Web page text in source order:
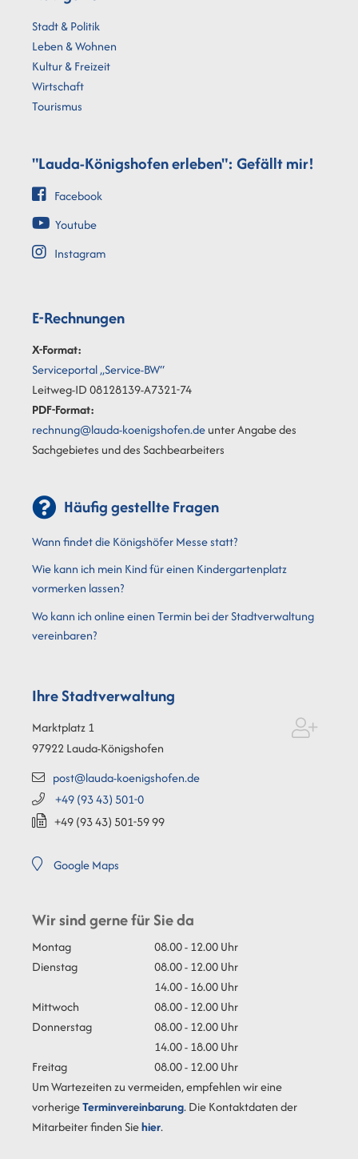
Stadt & Politik
Leben & Wohnen
Kultur & Freizeit
Wirtschaft
Tourismus
"Lauda-Königshofen erleben": Gefällt mir!
Facebook
Youtube
Instagram
E-Rechnungen
X-Format:
Serviceportal „Service-BW“
Leitweg-ID 08128139-A7321-74
PDF-Format:
rechnung@lauda-koenigshofen.deunter Angabe des
Sachgebietes und des Sachbearbeiters
Häufig gestellte Fragen
Wann findet die Königshöfer Messe statt?
Wie kann ich mein Kind für einen Kindergartenplatz
vormerken lassen?
Wo kann ich online einen Termin bei der Stadtverwaltung
vereinbaren?
Ihre Stadtverwaltung
Marktplatz 1
97922Lauda-Königshofen
post@lauda-koenigshofen.de
+49 (9343) 501-0
+49 (9343) 501-5999
Google Maps
Wir sind gerne für Sie da
Montag
08.00 - 12.00 Uhr
Dienstag
08.00 - 12.00 Uhr
14.00 - 16.00 Uhr
Mittwoch
08.00 - 12.00 Uhr
Donnerstag
08.00 - 12.00 Uhr
14.00 - 18.00 Uhr
Freitag
08.00 - 12.00 Uhr
Um Wartezeiten zu vermeiden, empfehlen wir eine
vorherigeTerminvereinbarung. Die Kontaktdaten der
Mitarbeiter finden Siehier.